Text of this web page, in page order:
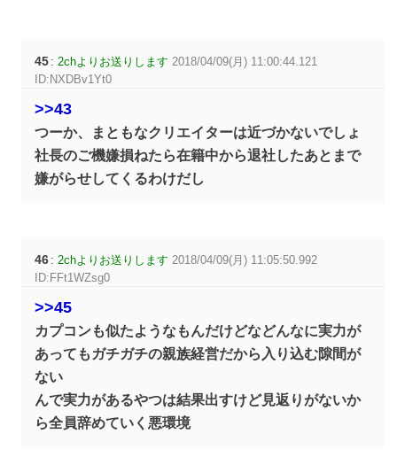
45 :2chよりお送りします 2018/04/09(月) 11:00:44.121
ID:NXDBv1Yt0
>>43
つーか、まともなクリエイターは近づかないでしょ
社長のご機嫌損ねたら在籍中から退社したあとまで
嫌がらせしてくるわけだし
46 :2chよりお送りします 2018/04/09(月) 11:05:50.992
ID:FFt1WZsg0
>>45
カプコンも似たようなもんだけどなどんなに実力が
あってもガチガチの親族経営だから入り込む隙間が
ない
んで実力があるやつは結果出すけど見返りがないか
ら全員辞めていく悪環境